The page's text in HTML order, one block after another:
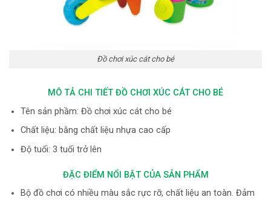
Đồ chơi xúc cát cho bé
MÔ TẢ CHI TIẾT ĐỒ CHƠI XÚC CÁT CHO BÉ
Tên sản phầm: Đồ chơi xúc cát cho bé
Chất liệu: bằng chất liệu nhựa cao cấp
Độ tuổi: 3 tuổi trở lên
ĐẶC ĐIỂM NỔI BẬT CỦA SẢN PHẨM
Bộ đồ chơi có nhiều màu sắc rực rỡ, chất liệu an toàn. Đảm